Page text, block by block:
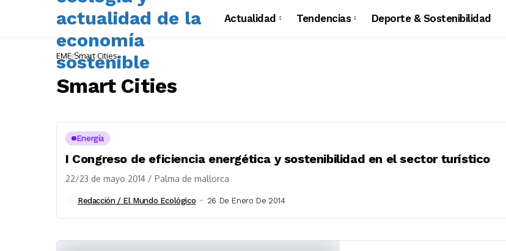
Actualidad Tendencias Deporte & Sostenibilidad
EME Smart Cities
Smart Cities
Energía
I Congreso de eficiencia energética y sostenibilidad en el sector turístico
22/23 de mayo 2014 / Palma de mallorca
Redacción / El Mundo Ecológico 26 De Enero De 2014